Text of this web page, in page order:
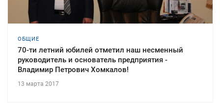
ОБЩИЕ
70-ти летний юбилей отметил наш несменный
руководитель и основатель предприятия -
Владимир Петрович Хомкалов!
13 марта 2017